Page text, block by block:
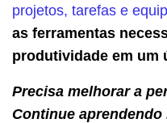
projetos, tarefas e
as ferramentas
produtividade em um
Precisa melhorar a
Continue